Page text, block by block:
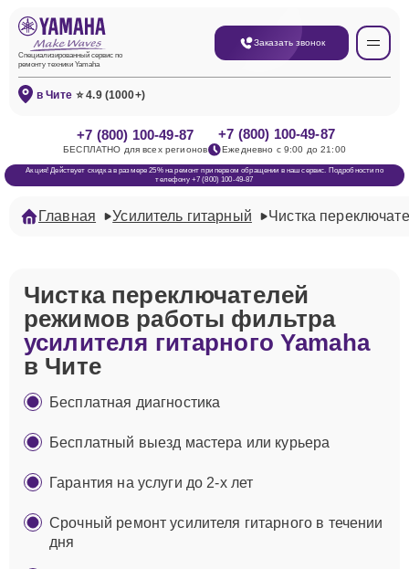
Специализированный сервис по
ремонту техники Yamaha
Заказать звонок
в Чите ⭐ 4.9 (1000+)
+7 (800) 100-49-87
БЕСПЛАТНО для всех регионов
+7 (800) 100-49-87
Ежедневно с 9:00 до 21:00
Акция! Действует скидка в размере 25% на ремонт при первом обращении в наш сервис. Подробности по
телефону +7 (800) 100-49-87
Главная Усилитель гитарный Чистка
Чистка переключателей
режимов работы фильтра
усилителя гитарного Yamaha
в Чите
Бесплатная диагностика
Бесплатный выезд мастера или курьера
Гарантия на услуги до 2-х лет
Срочный ремонт усилителя гитарного в течении
дня